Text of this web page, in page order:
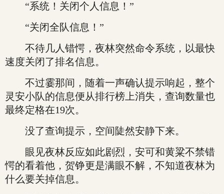
“系统！关闭个人信息！”
“关闭全队信息！”
不待几人错愕，夜林突然命令系统，以最快
速度关闭了排名信息。
不过霎那间，随着一声确认提示响起，整个
灵安小队的信息便从排行榜上消失，查询数量也
最终定格在19次。
没了查询提示，空间陡然安静下来。
眼见夜林反应如此剧烈，安可和黄粱不禁错
愕的看着他，贺铮更是满眼不解，不知道夜林为
什么要关掉信息。